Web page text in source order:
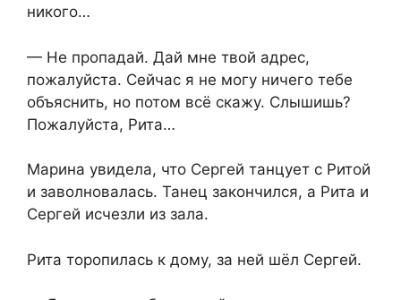
никого…
— Не пропадай. Дай мне твой адрес,
пожалуйста. Сейчас я не могу ничего тебе
объяснить, но потом всё скажу. Слышишь?
Пожалуйста, Рита…
Марина увидела, что Сергей танцует с Ритой
и заволновалась. Танец закончился, а Рита и
Сергей исчезли из зала.
Рита торопилась к дому, за ней шёл Сергей.